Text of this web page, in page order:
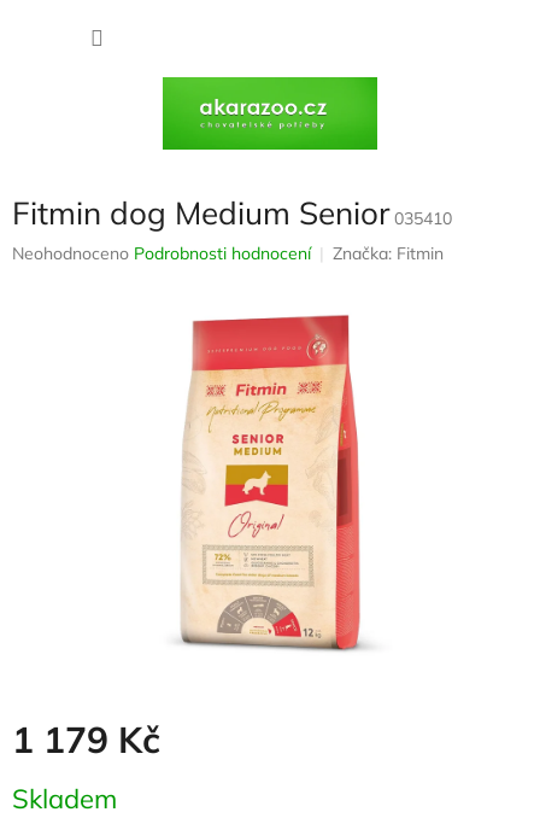
Fitmin dog Medium Senior 035410
Průměrné
Neohodnoceno Podrobnosti hodnocení Značka: Fitmin
1 179 Kč
cena:
Skladem